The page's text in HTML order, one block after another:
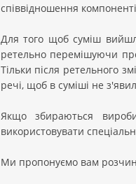
співвідношення
Для того щоб суміш
ретельно перемішуючи
Тільки після ретельного
речі, щоб в суміші не
Якщо збираються
використовувати
Ми пропонуємо вам